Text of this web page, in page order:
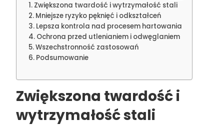
Zwiększona twardość i wytrzymałość stali
Mniejsze ryzyko pęknięć i odkształceń
Lepsza kontrola nad procesem hartowania
Ochrona przed utlenianiem i odwęglaniem
Wszechstronność zastosowań
Podsumowanie
Zwiększona twardość i
wytrzymałość stali